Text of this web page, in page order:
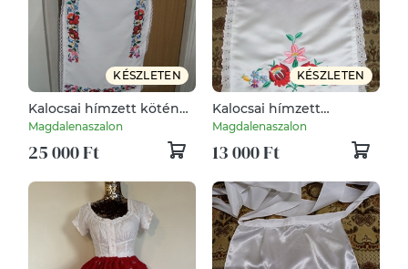
KÉSZLETEN
Kalocsai hímzett kötény,
vőfély kötény.
Magdalenaszalon
25 000 Ft
KÉSZLETEN
Kalocsai hímzett
kötények
Magdalenaszalon
13 000 Ft